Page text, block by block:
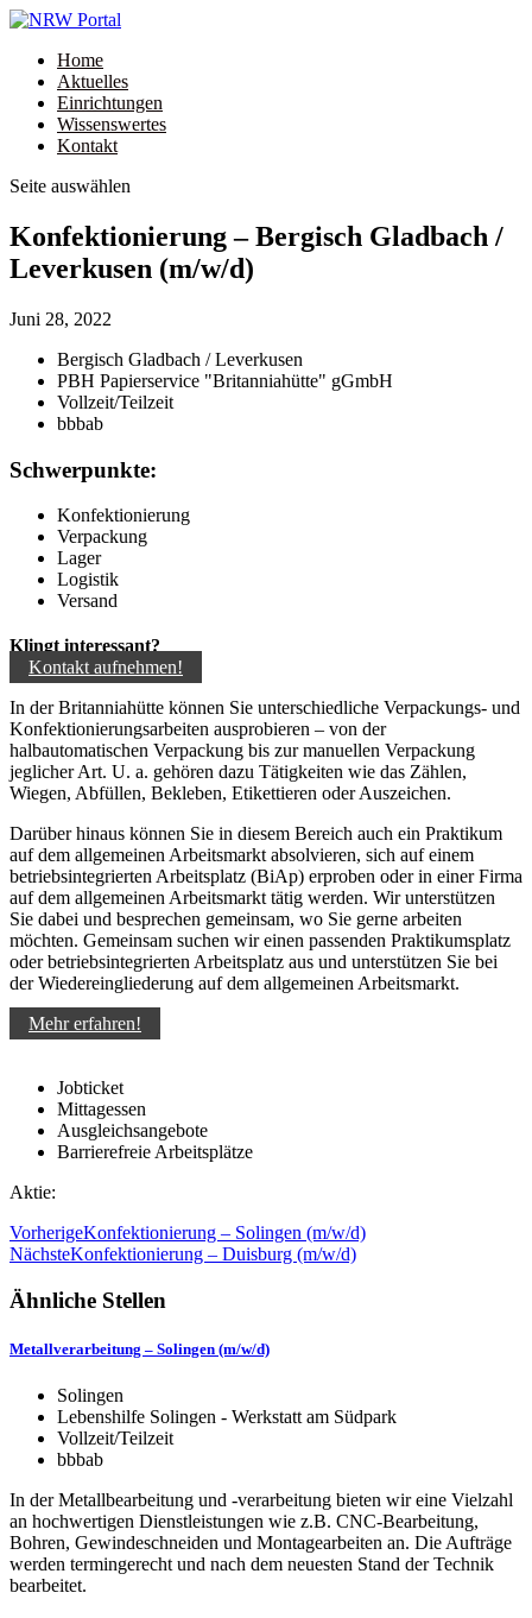
Home
Aktuelles
Einrichtungen
Wissenswertes
Kontakt
Seite auswählen
Konfektionierung – Bergisch Gladbach /
Leverkusen (m/w/d)
Juni 28, 2022
Bergisch Gladbach / Leverkusen
PBH Papierservice "Britanniahütte" gGmbH
Vollzeit/Teilzeit
bbbab
Schwerpunkte:
Konfektionierung
Verpackung
Lager
Logistik
Versand
Klingt interessant?
Kontakt aufnehmen!
In der Britanniahütte können Sie unterschiedliche Verpackungs- und
Konfektionierungsarbeiten ausprobieren – von der
halbautomatischen Verpackung bis zur manuellen Verpackung
jeglicher Art. U. a. gehören dazu Tätigkeiten wie das Zählen,
Wiegen, Abfüllen, Bekleben, Etikettieren oder Auszeichen.
Darüber hinaus können Sie in diesem Bereich auch ein Praktikum
auf dem allgemeinen Arbeitsmarkt absolvieren, sich auf einem
betriebsintegrierten Arbeitsplatz (BiAp) erproben oder in einer Firma
auf dem allgemeinen Arbeitsmarkt tätig werden. Wir unterstützen
Sie dabei und besprechen gemeinsam, wo Sie gerne arbeiten
möchten. Gemeinsam suchen wir einen passenden Praktikumsplatz
oder betriebsintegrierten Arbeitsplatz aus und unterstützen Sie bei
der Wiedereingliederung auf dem allgemeinen Arbeitsmarkt.
Mehr erfahren!
Jobticket
Mittagessen
Ausgleichsangebote
Barrierefreie Arbeitsplätze
Aktie:
VorherigeKonfektionierung – Solingen (m/w/d)
NächsteKonfektionierung – Duisburg (m/w/d)
Ähnliche Stellen
Metallverarbeitung – Solingen (m/w/d)
Solingen
Lebenshilfe Solingen - Werkstatt am Südpark
Vollzeit/Teilzeit
bbbab
In der Metallbearbeitung und -verarbeitung bieten wir eine Vielzahl
an hochwertigen Dienstleistungen wie z.B. CNC-Bearbeitung,
Bohren, Gewindeschneiden und Montagearbeiten an. Die Aufträge
werden termingerecht und nach dem neuesten Stand der Technik
bearbeitet.